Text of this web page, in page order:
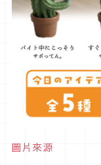
圖片來源